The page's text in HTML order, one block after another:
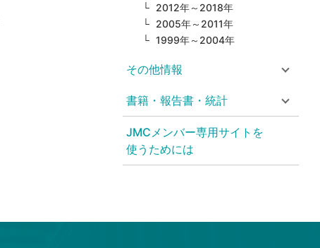
2012年～2018年
2005年～2011年
1999年～2004年
その他情報
書籍・報告書・統計
JMCメンバー専用サイトを
使うためには